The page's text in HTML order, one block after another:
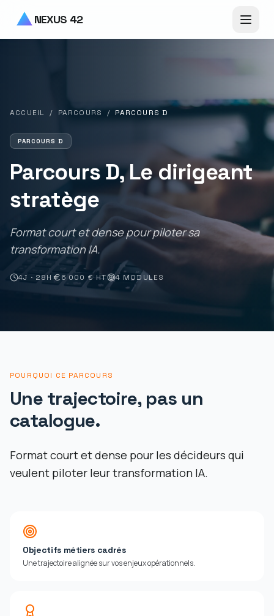
NEXUS 42
ACCUEIL / PARCOURS / PARCOURSD
PARCOURS D
Parcours D, Le dirigeant
stratège
Format court et dense pour piloter sa
transformation IA.
4J · 28H 6 000 € HT 4 MODULES
POURQUOI CE PARCOURS
Une trajectoire, pas un
catalogue.
Format court et dense pour les décideurs qui
veulent piloter leur transformation IA.
Objectifs métiers cadrés
Une trajectoire alignée sur vos enjeux opérationnels.